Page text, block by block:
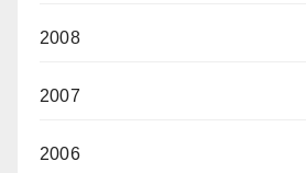
2008
2007
2006